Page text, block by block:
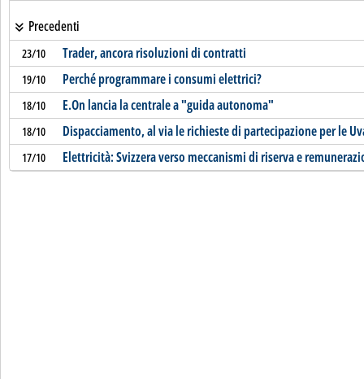
Precedenti
23/10 Trader, ancora risoluzioni di contratti
19/10 Perché programmare i consumi elettrici?
18/10 E.On lancia la centrale a "guida autonoma"
18/10 Dispacciamento, al via le richieste di partecipazione per le
17/10 Elettricità: Svizzera verso meccanismi di riserva e